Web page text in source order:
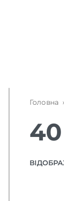
Головна ›